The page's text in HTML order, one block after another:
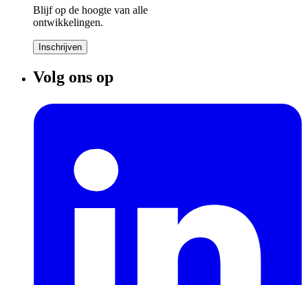
Blijf op de hoogte van alle
ontwikkelingen.
Inschrijven
Volg ons op